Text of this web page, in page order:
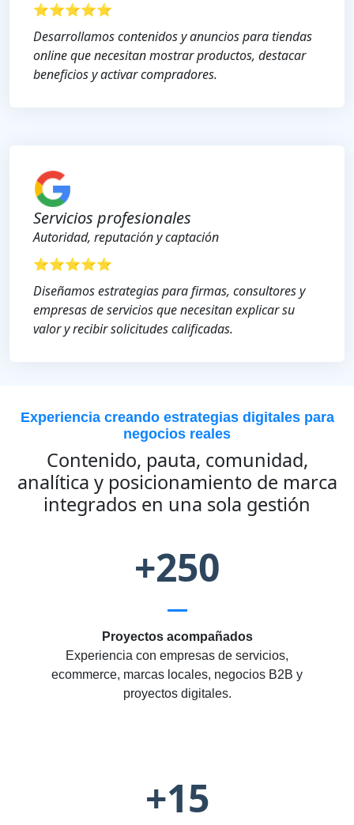
⭐⭐⭐⭐⭐
Desarrollamos contenidos y anuncios para tiendas
online que necesitan mostrar productos, destacar
beneficios y activar compradores.
Servicios profesionales
Autoridad, reputación y captación
⭐⭐⭐⭐⭐
Diseñamos estrategias para firmas, consultores y
empresas de servicios que necesitan explicar su
valor y recibir solicitudes calificadas.
Experiencia creando estrategias digitales para
negocios reales
Contenido, pauta, comunidad,
analítica y posicionamiento de marca
integrados en una sola gestión
+250
Proyectos acompañados
Experiencia con empresas de servicios,
ecommerce, marcas locales, negocios B2B y
proyectos digitales.
+15